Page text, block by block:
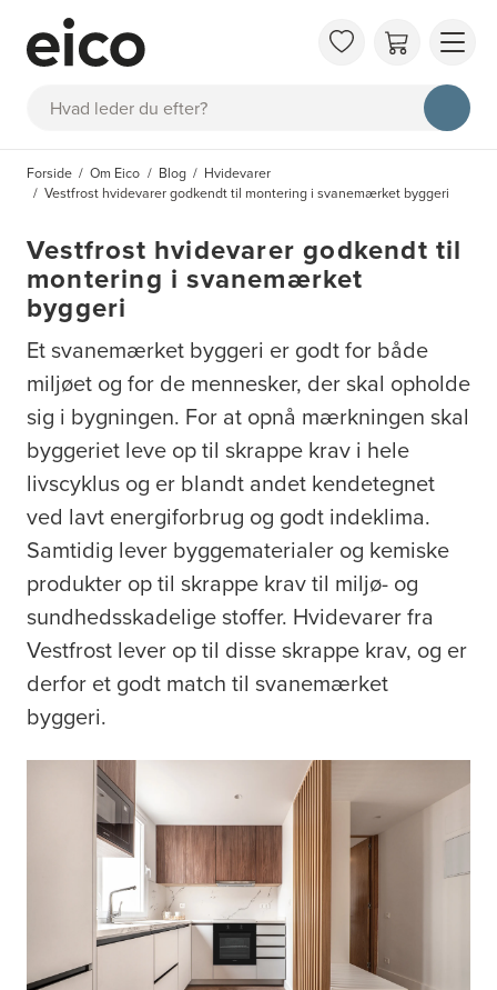
Søg
OM
FAQ
Forside Om Eico Blog
Hvidevarer
Vestfrost hvidevarer godkendt til montering i svanemærket byggeri
Vestfrost hvidevarer godkendt til
montering i svanemærket
byggeri
Et svanemærket byggeri er godt for både
miljøet og for de mennesker, der skal opholde
sig i bygningen. For at opnå mærkningen skal
byggeriet leve op til skrappe krav i hele
livscyklus og er blandt andet kendetegnet
ved lavt energiforbrug og godt indeklima.
Samtidig lever byggematerialer og kemiske
produkter op til skrappe krav til miljø- og
sundhedsskadelige stoffer. Hvidevarer fra
Vestfrost lever op til disse skrappe krav, og er
derfor et godt match til svanemærket
byggeri.